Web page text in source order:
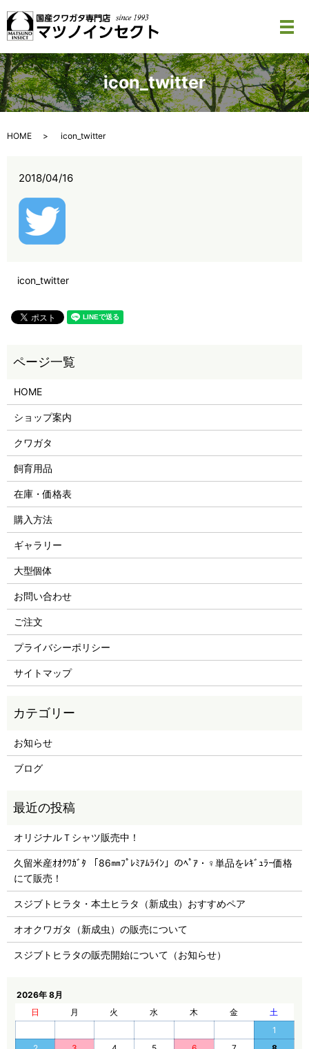
メ
icon_twitter
HOME icon_twitter
2018/04/16
icon_twitter
HOME
ショップ案内
クワガタ
飼育用品
在庫・価格表
購入方法
ギャラリー
大型個体
お問い合わせ
ご注文
プライバシーポリシー
サイトマップ
お知らせ
ブログ
オリジナルＴシャツ販売中！
久留米産ｵｵｸﾜｶﾞﾀ 「86㎜ﾌﾟﾚﾐｱﾑﾗｲﾝ」のﾍﾟｱ・♀単品をﾚｷﾞｭﾗｰ価格
にて販売！
スジブトヒラタ・本土ヒラタ（新成虫）おすすめペア
オオクワガタ（新成虫）の販売について
スジブトヒラタの販売開始について（お知らせ）
2026年 8月
日
月 火 水 木 金
土
1